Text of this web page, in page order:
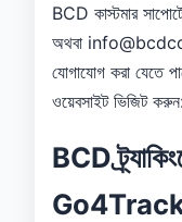
BCD কাস্টমার
অথবা
যোগাযোগ করা যেতে
ওয়েবসাইট ভিজিট
BCD
Go4Track